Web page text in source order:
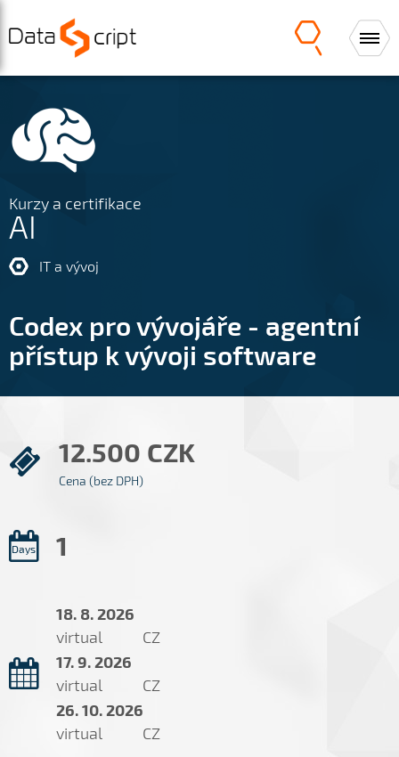
Kurzy a certifikace
AI
IT a vývoj
Codex pro vývojáře - agentní
přístup k vývoji software
12.500 CZK
Cena (bez DPH)
Days 1
18. 8. 2026
virtual CZ
17. 9. 2026
virtual CZ
26. 10. 2026
virtual CZ